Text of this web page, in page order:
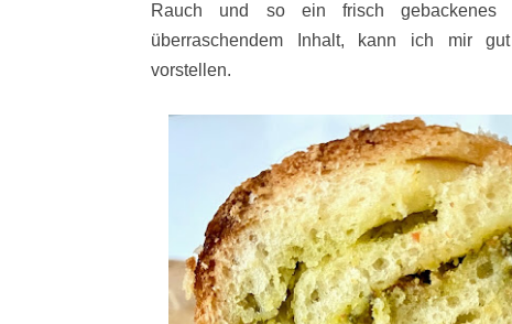
Rauch und so ein frisch gebackenes
überraschendem Inhalt, kann ich mir
vorstellen.